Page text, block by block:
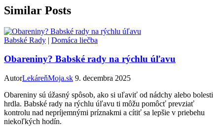
Similar Posts
Babské Rady | Domáca liečba
Obareniny? Babské rady na rýchlu úľavu
AutorLekáreňMoja.sk 9. decembra 2025
Obareniny sú úžasný spôsob, ako si uľaviť od nádchy alebo bolesti
hrdla. Babské rady na rýchlu úľavu ti môžu pomôcť prevziať
kontrolu nad nepríjemnými príznakmi a cítiť sa lepšie v priebehu
niekoľkých hodín.